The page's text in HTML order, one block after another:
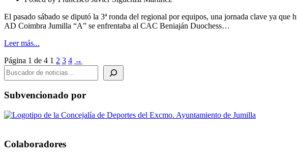
RONDA
3
El pasado sábado se diputó la 3ª ronda del regional por equipos, una jornada clave ya
AD Coimbra Jumilla “A” se enfrentaba al CAC Beniaján Duochess…
Leer más...
Página 1 de 4 1 2 3 4 →
BUSCADOR DE NOTICIAS
Subvencionado por
Colaboradores